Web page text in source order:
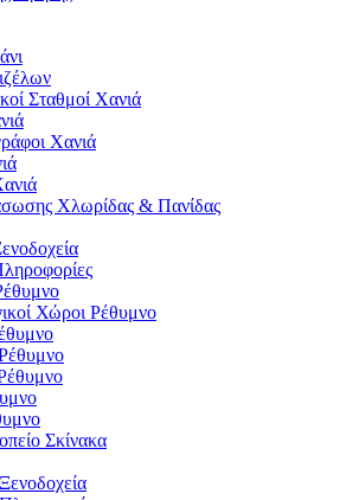
Σταθμοί Χανιά
Χανιά
Χλωρίδας & Πανίδας
Χώροι Ρέθυμνο
Σκίνακα